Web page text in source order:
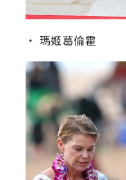
‧ 瑪姬葛倫霍